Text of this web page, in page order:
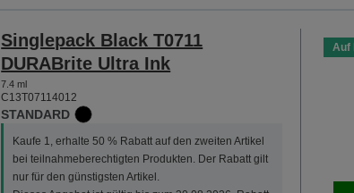
Singlepack Black T0711
DURABrite Ultra Ink
7.4 ml
C13T07114012
STANDARD
Kaufe 1, erhalte 50 % Rabatt auf den zweiten Artikel
bei teilnahmeberechtigten Produkten. Der Rabatt gilt
nur für den günstigsten Artikel.
Auf